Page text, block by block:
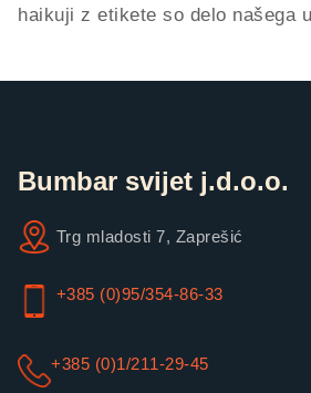
haikuji z etikete so delo našega
Bumbar svijet j.d.o.o.
Trg mladosti 7, Zaprešić
+385 (0)95/354-86-33
+385 (0)1/211-29-45